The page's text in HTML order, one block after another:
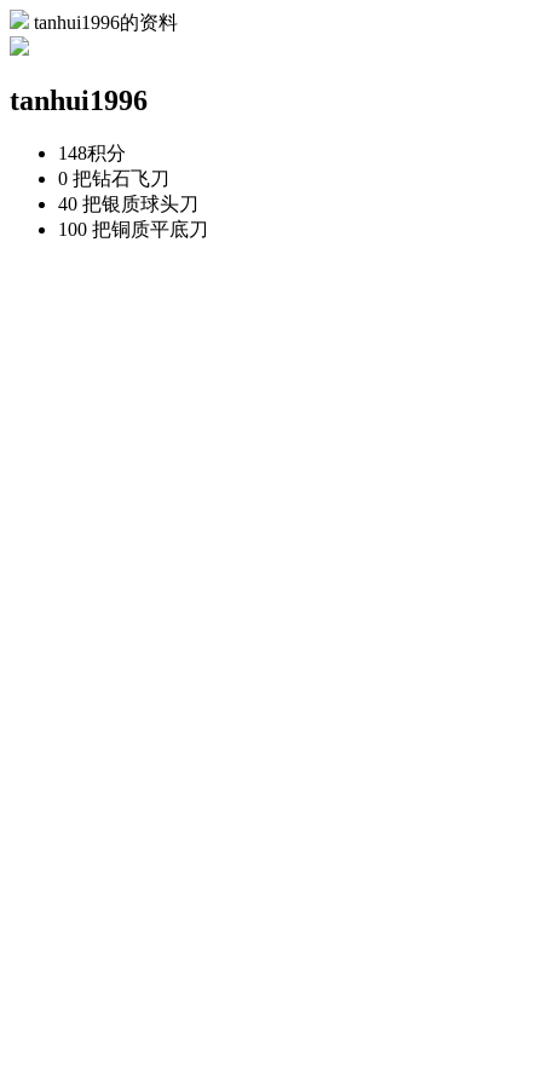
tanhui1996的资料
tanhui1996
148积分
0 把钻石飞刀
40 把银质球头刀
100 把铜质平底刀